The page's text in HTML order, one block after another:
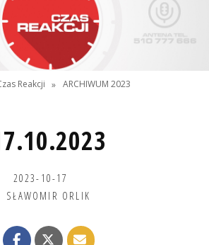
Reakcji » ARCHIWUM 2023
2023-10-17
SŁAWOMIR ORLIK